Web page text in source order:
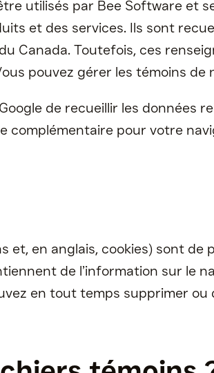
utilisés par Bee Software et
et des services. Ils sont
Canada. Toutefois, ces
pouvez gérer les témoins de
de recueillir les données
complémentaire pour votre
et, en anglais, cookies) sont
de l’information sur le
en tout temps supprimer ou